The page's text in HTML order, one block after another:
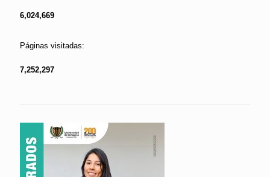
6,024,669
Páginas visitadas:
7,252,297